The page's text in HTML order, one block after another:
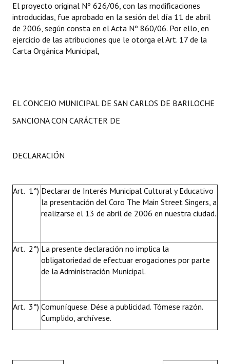
Datos Históricos
Premio al Mérito - Registro
Periodistas Decanos - Registro
Ciudadano Ilustre - Registro
Antiguos Pobladores - Registro
Reconocimientos - Registro
Entrega de distinciones
REFORMA DE LA CARTA ORGÁNICA
El proyecto original Nº 626/06, con las modificaciones
introducidas, fue aprobado en la sesión del día 11 de abril
de 2006, según consta en el Acta Nº 860/06. Por ello, en
ejercicio de las atribuciones que le otorga el Art. 17 de la
Carta Orgánica Municipal,
EL CONCEJO MUNICIPAL DE SAN CARLOS DE BARILOCHE
SANCIONA CON CARÁCTER DE
DECLARACIÓN
Art. 1°) Declarar de Interés Municipal Cultural y Educativo
la presentación del Coro The Main Street Singers, a
realizarse el 13 de abril de 2006 en nuestra ciudad.
Art. 2°) La presente declaración no implica la
obligatoriedad de efectuar erogaciones por parte
de la Administración Municipal.
Art. 3°) Comuníquese. Dése a publicidad. Tómese razón.
Cumplido, archívese.